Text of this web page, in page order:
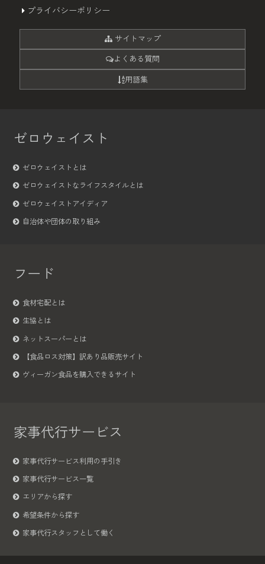
プライバシーポリシー
サイトマップ
よくある質問
用語集
ゼロウェイスト
ゼロウェイストとは
ゼロウェイストなライフスタイルとは
ゼロウェイストアイディア
自治体や団体の取り組み
フード
食材宅配とは
生協とは
ネットスーパーとは
【食品ロス対策】訳あり品販売サイト
ヴィーガン食品を購入できるサイト
家事代行サービス
家事代行サービス利用の手引き
家事代行サービス一覧
エリアから探す
希望条件から探す
家事代行スタッフとして働く